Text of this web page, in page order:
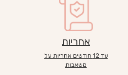
אחריות
עד 12 חודשים אחריות על
משאבות